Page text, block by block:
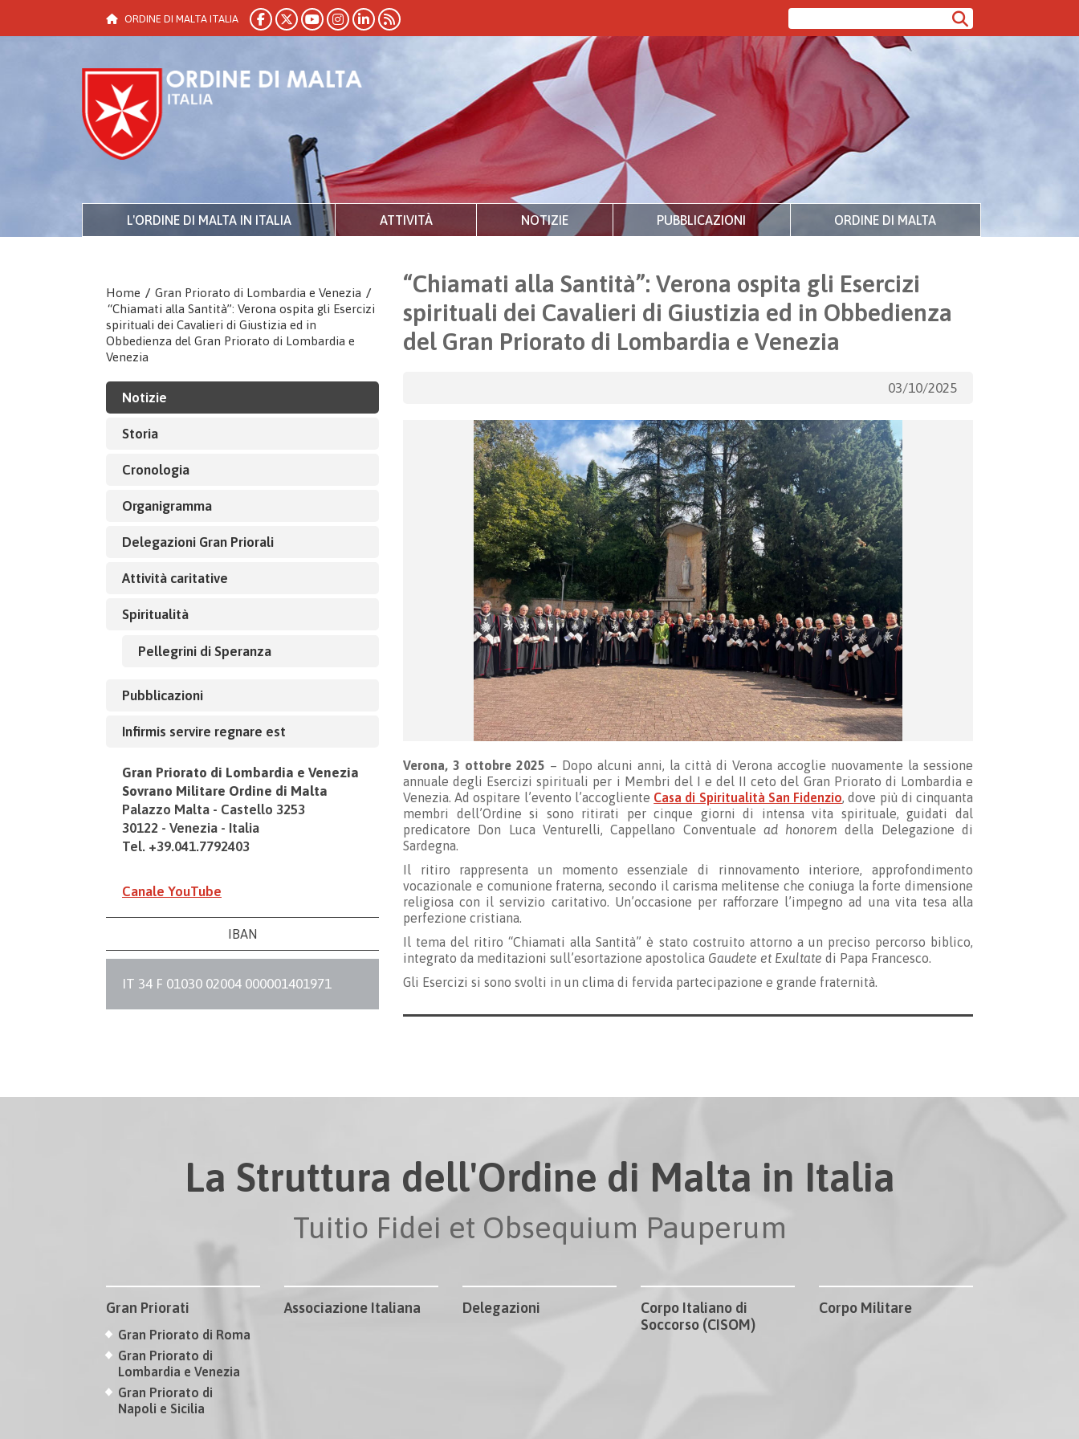
ORDINE DI MALTA ITALIA
L'ORDINE DI MALTA IN ITALIA ATTIVITÀ NOTIZIE PUBBLICAZIONI ORDINE DI MALTA
Home / Gran Priorato di Lombardia e Venezia /
“Chiamati alla Santità”: Verona ospita gli Esercizi
spirituali dei Cavalieri di Giustizia ed in
Obbedienza del Gran Priorato di Lombardia e
Venezia
Notizie
Storia
Cronologia
Organigramma
Delegazioni Gran Priorali
Attività caritative
Spiritualità
Pellegrini di Speranza
Pubblicazioni
Infirmis servire regnare est
Gran Priorato di Lombardia e Venezia
Sovrano Militare Ordine di Malta
Palazzo Malta - Castello 3253
30122 - Venezia - Italia
Tel. +39.041.7792403
Canale YouTube
IBAN
IT 34 F 01030 02004 000001401971
“Chiamati alla Santità”: Verona ospita gli Esercizi
spirituali dei Cavalieri di Giustizia ed in Obbedienza
del Gran Priorato di Lombardia e Venezia
03/10/2025
Verona, 3 ottobre 2025 – Dopo alcuni anni, la città di Verona accoglie nuovamente la sessione
annuale degli Esercizi spirituali per i Membri del I e del II ceto del Gran Priorato di Lombardia e
Venezia. Ad ospitare l’evento l’accogliente Casa di Spiritualità San Fidenzio, dove più di cinquanta
membri dell’Ordine si sono ritirati per cinque giorni di intensa vita spirituale, guidati dal
predicatore Don Luca Venturelli, Cappellano Conventuale ad honorem della Delegazione di
Sardegna.
Il ritiro rappresenta un momento essenziale di rinnovamento interiore, approfondimento
vocazionale e comunione fraterna, secondo il carisma melitense che coniuga la forte dimensione
religiosa con il servizio caritativo. Un’occasione per rafforzare l’impegno ad una vita tesa alla
perfezione cristiana.
Il tema del ritiro “Chiamati alla Santità” è stato costruito attorno a un preciso percorso biblico,
integrato da meditazioni sull’esortazione apostolica Gaudete et Exultate di Papa Francesco.
Gli Esercizi si sono svolti in un clima di fervida partecipazione e grande fraternità.
La Struttura dell'Ordine di Malta in Italia
Tuitio Fidei et Obsequium Pauperum
Gran Priorati
Gran Priorato di Roma
Gran Priorato di
Lombardia e Venezia
Gran Priorato di
Napoli e Sicilia
Associazione Italiana Delegazioni
Corpo Italiano di
Soccorso (CISOM)
Corpo Militare